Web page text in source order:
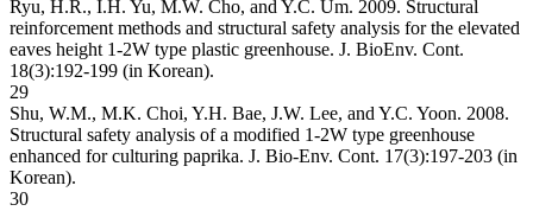
Ryu, H.R., I.H. Yu, M.W. Cho, and Y.C. Um. 2009. Structural
reinforcement methods and structural safety analysis for the elevated
eaves height 1-2W type plastic greenhouse. J. BioEnv. Cont.
18(3):192-199 (in Korean).
29
Shu, W.M., M.K. Choi, Y.H. Bae, J.W. Lee, and Y.C. Yoon. 2008.
Structural safety analysis of a modified 1-2W type greenhouse
enhanced for culturing paprika. J. Bio-Env. Cont. 17(3):197-203 (in
Korean).
30